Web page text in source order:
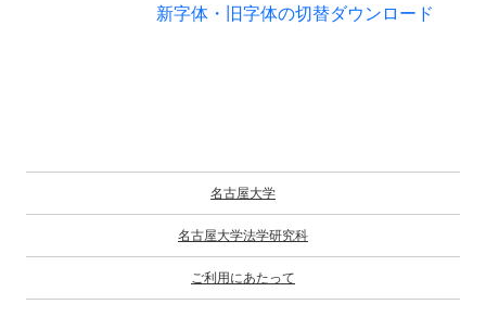
新字体・旧字体の切替ダウンロード
名古屋大学
名古屋大学法学研究科
ご利用にあたって